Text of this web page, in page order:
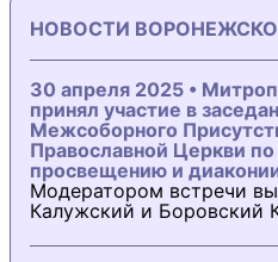
НОВОСТИ
30 апреля 2025 •
принял участие в
Межсоборного
Православной Церкви
просвещению и
Модератором встречи
Калужский и Боровский